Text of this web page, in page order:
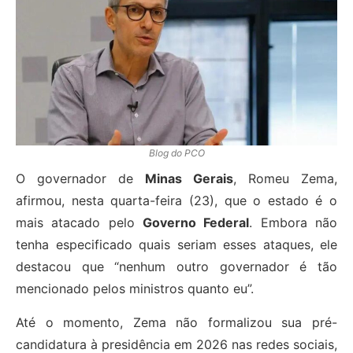
Blog do PCO
O governador de Minas Gerais, Romeu Zema,
afirmou, nesta quarta-feira (23), que o estado é o
mais atacado pelo Governo Federal. Embora não
tenha especificado quais seriam esses ataques, ele
destacou que “nenhum outro governador é tão
mencionado pelos ministros quanto eu”.
Até o momento, Zema não formalizou sua pré-
candidatura à presidência em 2026 nas redes sociais,